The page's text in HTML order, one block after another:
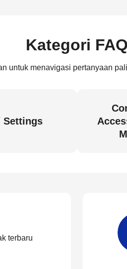
Kategori FAQ
untuk menavigasi pertanyaan
Settings
terbaru